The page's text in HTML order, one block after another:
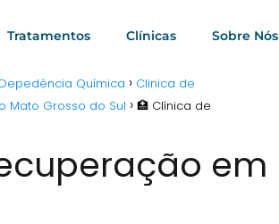
Tratamentos Clínicas Sobre Nós
Química
Clinica de
Mato Grosso do Sul
🏥 Clínica de
em